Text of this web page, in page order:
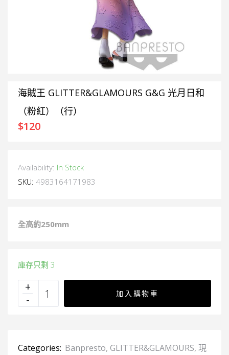
海賊王 GLITTER&GLAMOURS G&G 光月日和
（粉紅）（行）
$120
Availability: In Stock
SKU: 4983164171983
全高約250mm
庫存只剩 3
加入購物車
Categories: Banpresto, GLITTER&GLAMOURS, 現